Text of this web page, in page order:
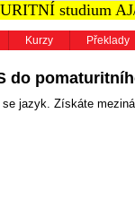
studium
Kurzy Překlady
do
se jazyk. Získáte